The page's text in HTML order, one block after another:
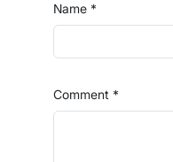
Name *
Comment *